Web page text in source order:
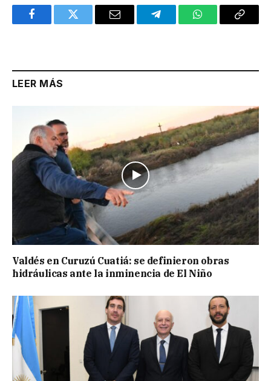
FacebookTwitter Email TelegramWhatsAppCopy
LEER MÁS
Valdés en Curuzú Cuatiá: se definieron obras
hidráulicas ante la inminencia de El Niño